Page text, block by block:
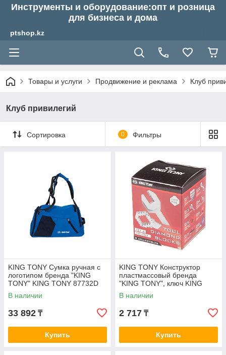
Инструменты и оборудование:опт и розница
для бизнеса и дома
ptshop.kz
Товары и услуги Продвижение и реклама Клуб
Клуб привилегий
Сортировка 0 Фильтры
KING TONY Сумка ручная с
логотипом бренда "KING
TONY" KING TONY 87732D
В наличии
33 892 ₸
Купить
KING TONY Конструктор
пластмассовый бренда
"KING TONY", ключ KING
TONY TS1003
В наличии
2 717 ₸
Купить